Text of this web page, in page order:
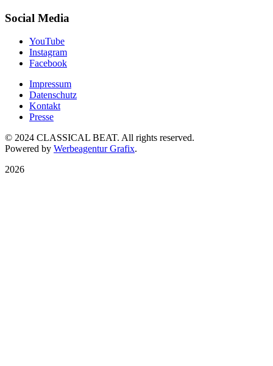
Social Media
YouTube
Instagram
Facebook
Impressum
Datenschutz
Kontakt
Presse
© 2024 CLASSICAL BEAT. All rights reserved.
Powered by Werbeagentur Grafix.
2026